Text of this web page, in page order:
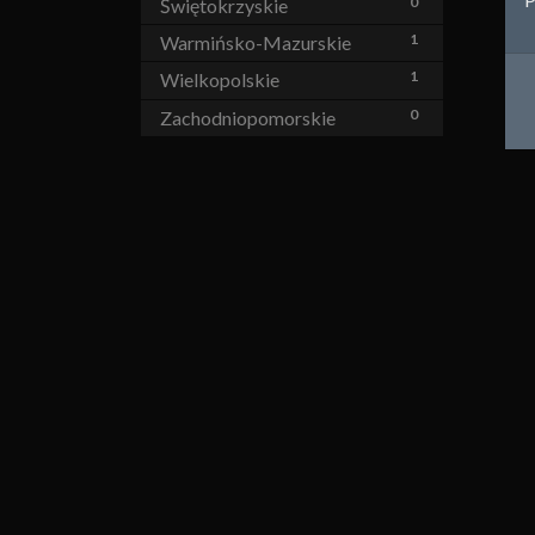
Świętokrzyskie
Warmińsko-Mazurskie 1
Wielkopolskie 1
Zachodniopomorskie 0